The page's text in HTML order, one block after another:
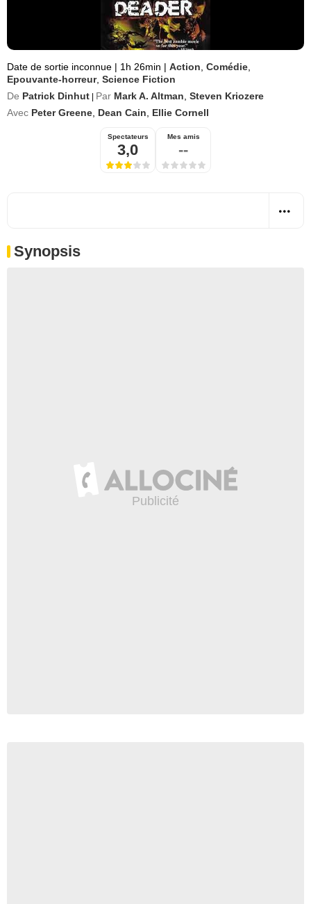
Date de sortie inconnue | 1h 26min | Action Comédie
Epouvante-horreur, Science Fiction
De Patrick Dinhut Par Mark A. Altman Steven Kriozere
Avec Peter Greene Dean Cain Ellie Cornell
Spectateurs
3,0
Mes amis
--
Synopsis